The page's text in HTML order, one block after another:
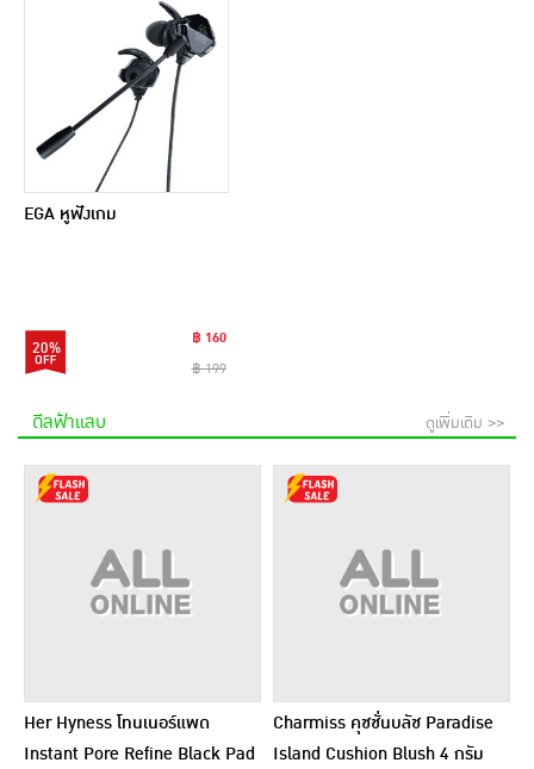
EGA หูฟังเกม
20%
฿ 160
฿ 199
ดีลฟ้าแลบ ดูเพิ่มเติม >>
Her Hyness โทนเนอร์แพด
Instant Pore Refine Black Pad
Charmiss คุชชั่นบลัช Paradise
Island Cushion Blush 4 กรัม